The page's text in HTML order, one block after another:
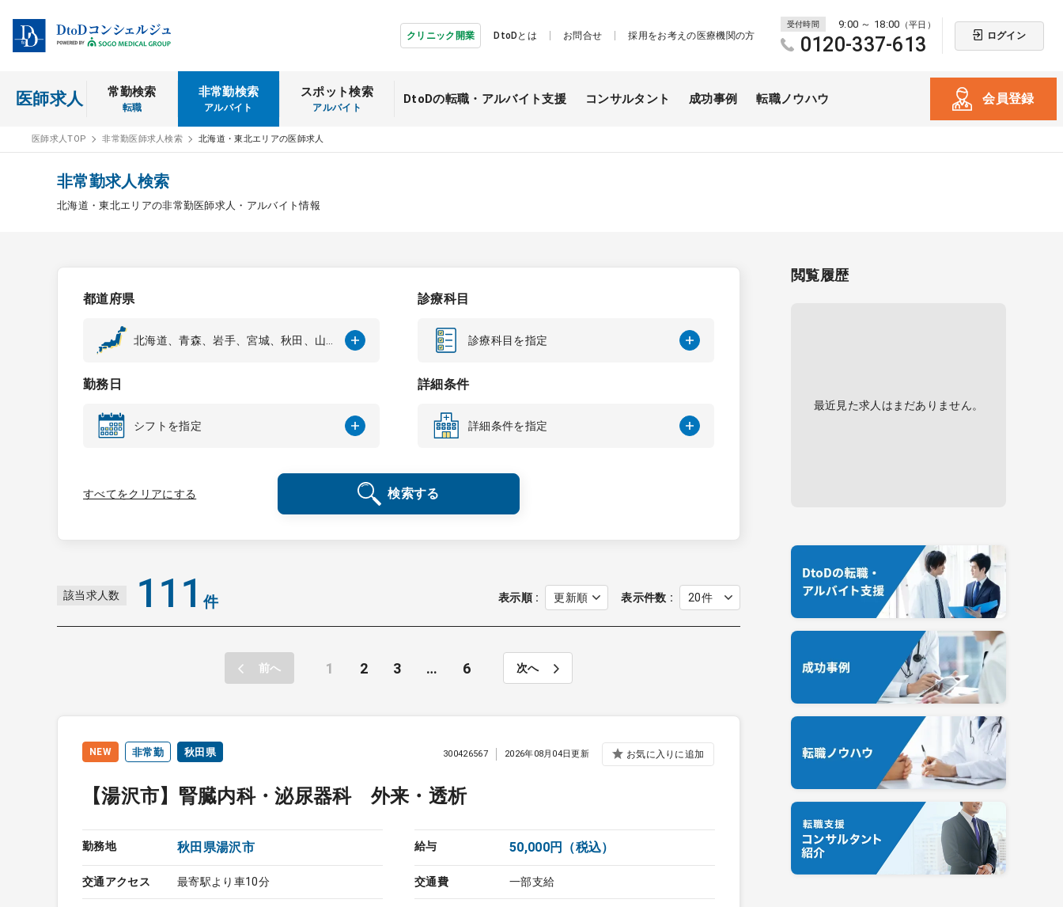
クリニック開業 DtoDとは お問合せ 採用をお考えの医療機関の方
受付時間 9:00 ～ 18:00 （平日）
0120-337-613 ログイン
医師求人 常勤検索
転職
非常勤検索
アルバイト
スポット検索
アルバイト
DtoDの転職・ アルバイト支援 コンサルタント 成功事例 転職ノウハウ 会員登録
医師求人TOP 非常勤医師求人検索 北海道・東北エリアの医師求人
非常勤求人検索
北海道・東北エリアの非常勤医師求人・アルバイト情報
都道府県
北海道、青森、岩手、宮城、秋田、山
診療科目
診療科目を指定
勤務日
シフトを指定
詳細条件
詳細条件を指定
検索する
すべてをクリアにする
該当求人数 111 件 表示順 表示件数
前へ 1 2 3 … 6 次へ
NEW 非常勤 秋田県
【湯沢市】腎臓内科・泌尿器科 外来・透析
300426567 2026年08月04日更新 お気に入りに追加
勤務地 秋田県湯沢市 給与 50,000円（税込）
交通アクセス 最寄駅より車10分 交通費 一部支給
閲覧履歴
最近見た求人はまだありません。